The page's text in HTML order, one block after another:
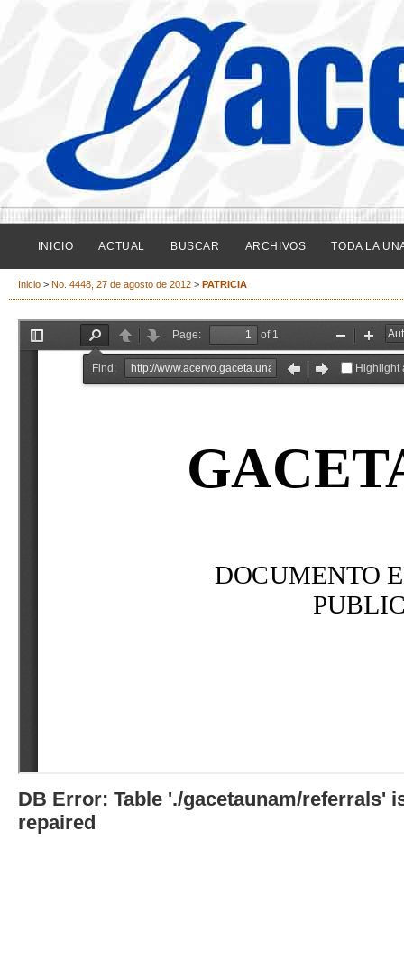
INICIO ACTUAL BUSCAR ARCHIVOS TODA LA
Inicio > No. 4448, 27 de agosto de 2012 > PATRICIA
DB Error: Table './gacetaunam/referrals'
repaired